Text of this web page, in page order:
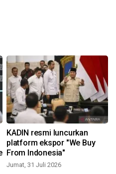
KADIN resmi luncurkan
platform ekspor "We Buy
From Indonesia"
Jumat, 31 Juli 2026